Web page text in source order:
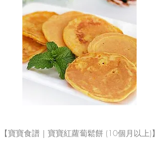
【寶寶食譜｜寶寶紅蘿蔔鬆餅 (10個月以上)】